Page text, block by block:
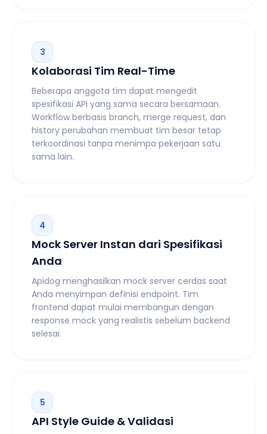
3
Kolaborasi Tim Real-Time
Beberapa anggota tim dapat mengedit
spesifikasi API yang sama secara bersamaan.
Workflow berbasis branch, merge request, dan
history perubahan membuat tim besar tetap
terkoordinasi tanpa menimpa pekerjaan satu
sama lain.
4
Mock Server Instan dari Spesifikasi
Anda
Apidog menghasilkan mock server cerdas saat
Anda menyimpan definisi endpoint. Tim
frontend dapat mulai membangun dengan
response mock yang realistis sebelum backend
selesai.
5
API Style Guide & Validasi